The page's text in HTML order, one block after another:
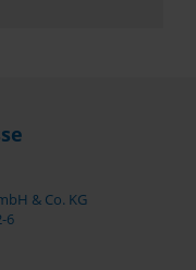
& Co. KG
6